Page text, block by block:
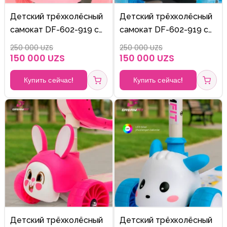
Детский трёхколёсный
самокат DF-602-919 с
подсвечивающимися
колёсами и
регулируемой по
высоте ручкой.
250 000 UZS
150 000 UZS
Купить сейчас!
Детский трёхколёсный
самокат DF-602-919 с
подсвечивающимися
колёсами и
регулируемой по
высоте ручкой.
250 000 UZS
150 000 UZS
Купить сейчас!
Детский трёхколёсный Детский трёхколёсный